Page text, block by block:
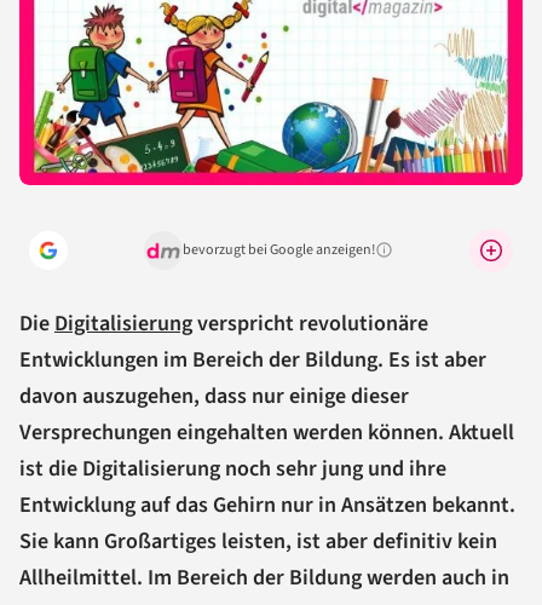
bevorzugt bei Google anzeigen!Warum lohnt sich das?
Die Digitalisierungverspricht revolutionäre
Entwicklungen im Bereich der Bildung. Es ist aber
davon auszugehen, dass nur einige dieser
Versprechungen eingehalten werden können. Aktuell
ist die Digitalisierung noch sehr jung und ihre
Entwicklung auf das Gehirn nur in Ansätzen bekannt.
Sie kann Großartiges leisten, ist aber definitiv kein
Allheilmittel. Im Bereich der Bildung werden auch in